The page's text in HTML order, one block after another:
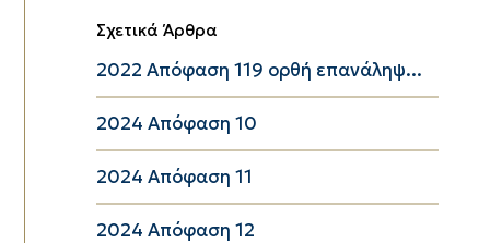
Σχετικά Άρθρα
2022 Απόφαση 119 ορθή επανάληψ...
2024 Απόφαση 10
2024 Απόφαση 11
2024 Απόφαση 12